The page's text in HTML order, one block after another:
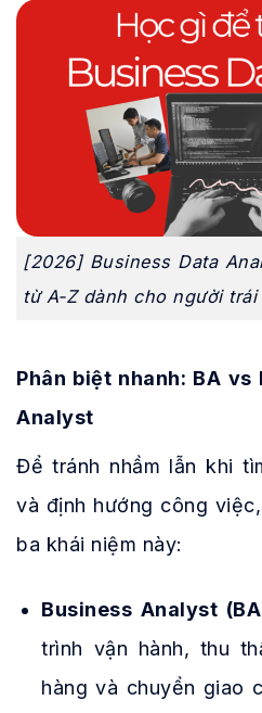
[2026] Business Data
từ A-Z dành cho người
Phân biệt nhanh: BA vs
Analyst
Để tránh nhầm lẫn khi
và định hướng công
ba khái niệm này:
Business Analyst
trình vận hành, thu
hàng và chuyển giao